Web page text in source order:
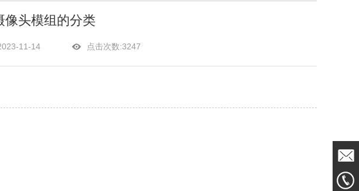
像头模组的分类
11-14 点击次数:3247
发送邮